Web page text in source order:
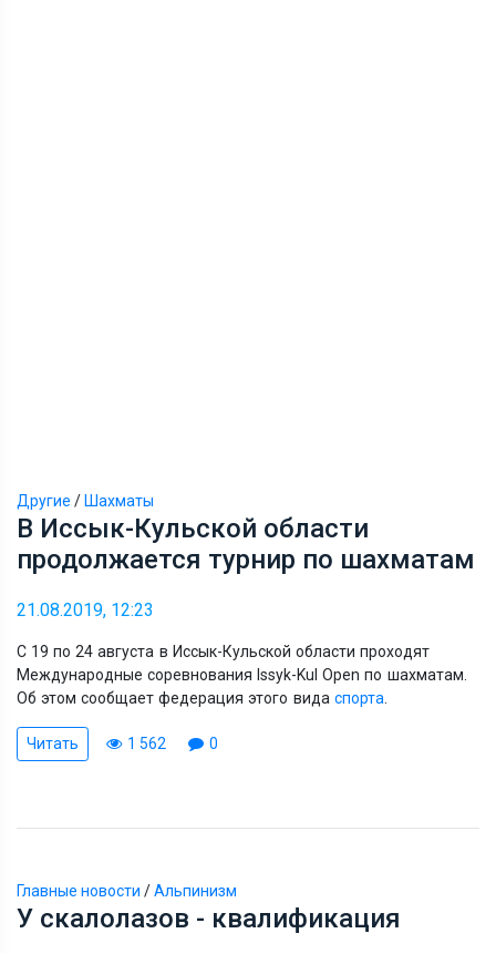
Другие / Шахматы
В Иссык-Кульской области
продолжается турнир по шахматам
21.08.2019, 12:23
С 19 по 24 августа в Иссык-Кульской области проходят
Международные соревнования Issyk-Kul Open по шахматам.
Об этом сообщает федерация этого вида спорта
Читать 1 562 0
Главные новости /Альпинизм
У скалолазов - квалификация